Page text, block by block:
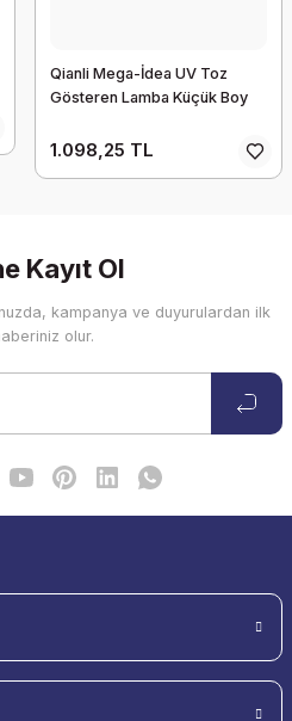
Qianli Mega-İdea UV Toz
Gösteren Lamba Küçük Boy
1.098,25 TL
Kayıt Ol
kampanya ve duyurulardan ilk
olur.